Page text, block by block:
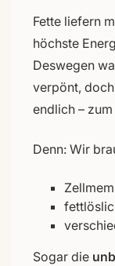
Fette liefern
höchste
Deswegen
verpönt,
endlich –
Denn: Wir
Sogar die